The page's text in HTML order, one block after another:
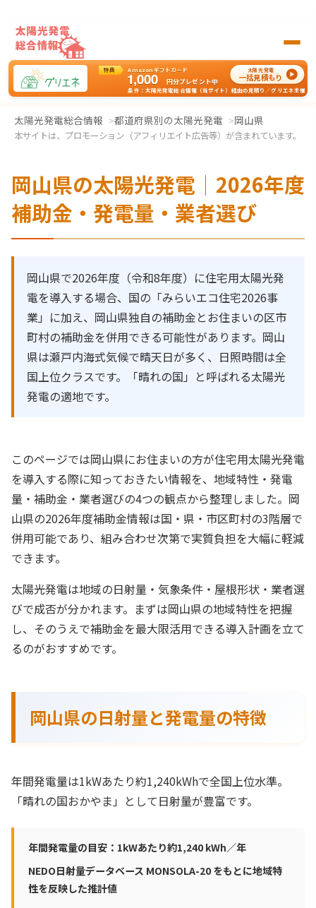
特典 Amazonギフトカード
1,000 円分プレゼント中
条件：太陽光発電総合情報（当サイト）経由の見積り／グリエネ主催
太陽光発電
一括見積もり
太陽光発電総合情報 都道府県別の太陽光発電 岡山県
本サイトは、プロモーション（アフィリエイト広告等）が含まれています。
岡山県の太陽光発電｜2026年度
補助金・発電量・業者選び
岡山県で2026年度（令和8年度）に住宅用太陽光発
電を導入する場合、国の「みらいエコ住宅2026事
業」に加え、岡山県独自の補助金とお住まいの区市
町村の補助金を併用できる可能性があります。岡山
県は瀬戸内海式気候で晴天日が多く、日照時間は全
国上位クラスです。「晴れの国」と呼ばれる太陽光
発電の適地です。
このページでは岡山県にお住まいの方が住宅用太陽光発電
を導入する際に知っておきたい情報を、地域特性・発電
量・補助金・業者選びの4つの観点から整理しました。岡
山県の2026年度補助金情報は国・県・市区町村の3階層で
併用可能であり、組み合わせ次第で実質負担を大幅に軽減
できます。
太陽光発電は地域の日射量・気象条件・屋根形状・業者選
びで成否が分かれます。まずは岡山県の地域特性を把握
し、そのうえで補助金を最大限活用できる導入計画を立て
るのがおすすめです。
岡山県の日射量と発電量の特徴
年間発電量は1kWあたり約1,240kWhで全国上位水準。
「晴れの国おかやま」として日射量が豊富です。
年間発電量の目安：1kWあたり約1,240 kWh／年
NEDO日射量データベース MONSOLA-20 をもとに地域特
性を反映した推計値